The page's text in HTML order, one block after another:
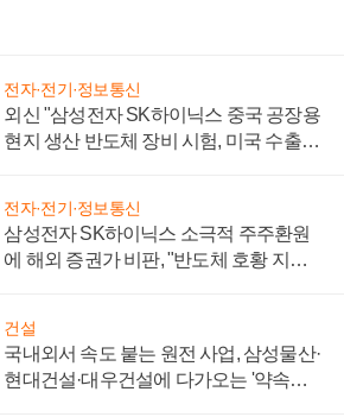
전자·전기·정보통신
외신 "삼성전자 SK하이닉스 중국 공장용
현지 생산 반도체 장비 시험, 미국 수출통
전자·전기·정보통신
삼성전자 SK하이닉스 소극적 주주환원
에 해외 증권가 비판, "반도체 호황 지속
건설
국내외서 속도 붙는 원전 사업, 삼성물산·
현대건설·대우건설에 다가오는 '약속의